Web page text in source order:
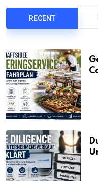
RECENT